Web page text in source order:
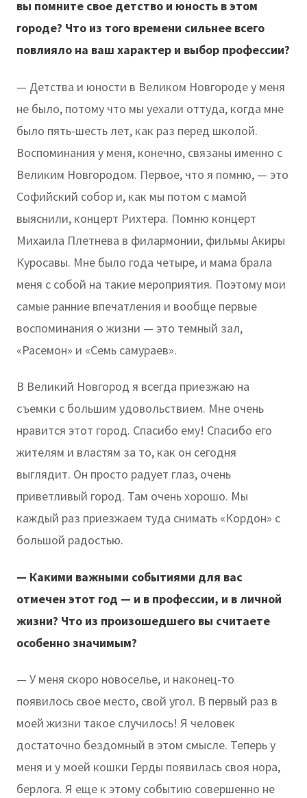
вы помните свое детство и юность в этом
городе? Что из того времени сильнее всего
повлияло на ваш характер и выбор профессии?
— Детства и юности в Великом Новгороде у меня
не было, потому что мы уехали оттуда, когда мне
было пять-шесть лет, как раз перед школой.
Воспоминания у меня, конечно, связаны именно с
Великим Новгородом. Первое, что я помню, — это
Софийский собор и, как мы потом с мамой
выяснили, концерт Рихтера. Помню концерт
Михаила Плетнева в филармонии, фильмы Акиры
Куросавы. Мне было года четыре, и мама брала
меня с собой на такие мероприятия. Поэтому мои
самые ранние впечатления и вообще первые
воспоминания о жизни — это темный зал,
«Расемон» и «Семь самураев».
В Великий Новгород я всегда приезжаю на
съемки с большим удовольствием. Мне очень
нравится этот город. Спасибо ему! Спасибо его
жителям и властям за то, как он сегодня
выглядит. Он просто радует глаз, очень
приветливый город. Там очень хорошо. Мы
каждый раз приезжаем туда снимать «Кордон» с
большой радостью.
— Какими важными событиями для вас
отмечен этот год — и в профессии, и в личной
жизни? Что из произошедшего вы считаете
особенно значимым?
— У меня скоро новоселье, и наконец-то
появилось свое место, свой угол. В первый раз в
моей жизни такое случилось! Я человек
достаточно бездомный в этом смысле. Теперь у
меня и у моей кошки Герды появилась своя нора,
берлога. Я еще к этому событию совершенно не